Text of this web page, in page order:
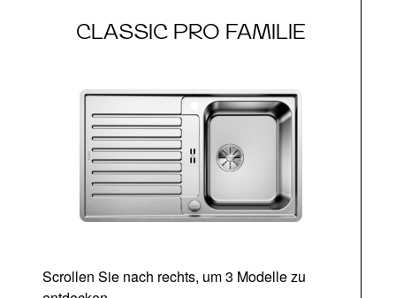
CLASSIC PRO FAMILIE
Scrollen Sie nach rechts, um 3 Modelle zu